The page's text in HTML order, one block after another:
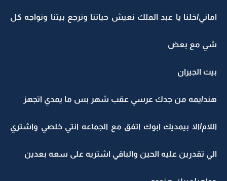
اماني/خلنا يا عبد الملك نعيش حياتنا ونرجع بيتنا ونواجه كل
شي مع بعض
بيت الجيران
هند/يمه من جدك عرسي عقب شهر بس ما يمدي اتجهز
اللام/الا بيمديك ابوك اتفق مع الجماعه انتي خلصي واشتري
الي تقدرين عليه الحين والباقي اشتريه على سعه بعدين